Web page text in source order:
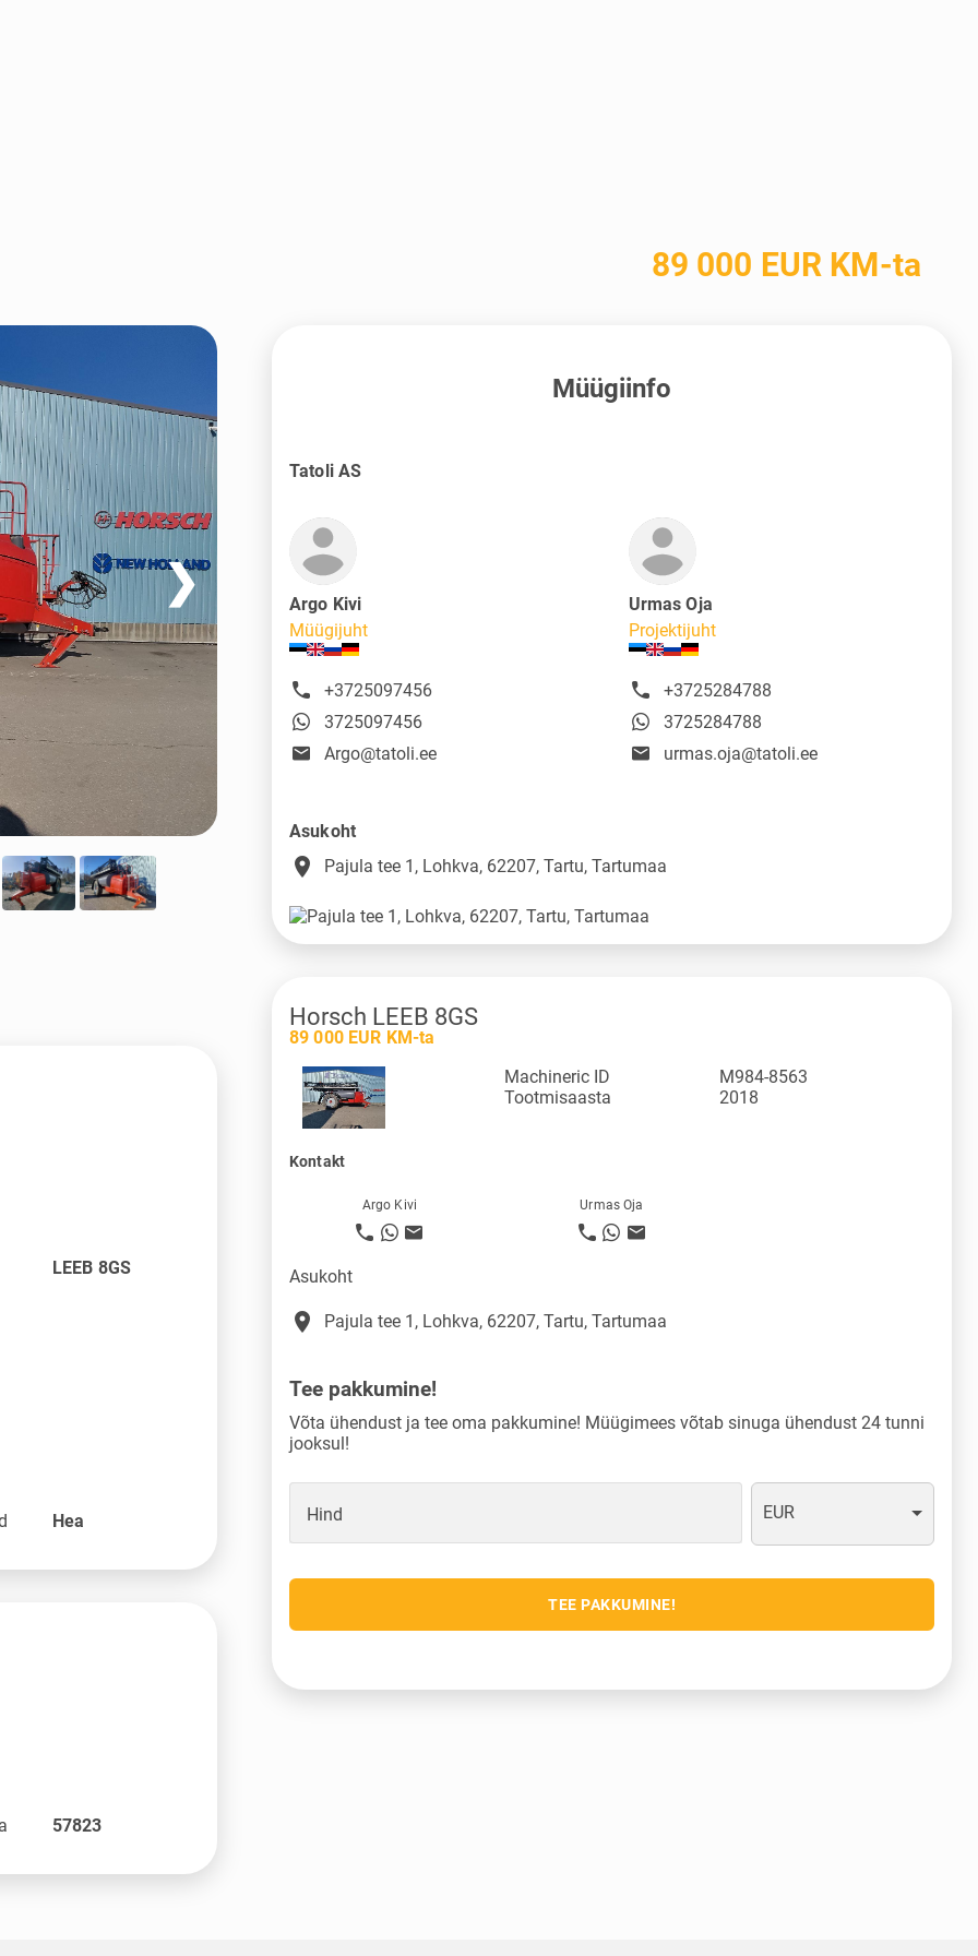
89 000 EUR KM-ta
❯
LEEB 8GS
Hea
57823
Müügiinfo
Tatoli AS
Argo Kivi
Müügijuht
+3725097456
3725097456
Argo@tatoli.ee
Urmas Oja
Projektijuht
+3725284788
3725284788
urmas.oja@tatoli.ee
Asukoht
place Pajula tee 1, Lohkva, 62207, Tartu, Tartumaa
Horsch LEEB 8GS
89 000 EUR KM-ta
Machineric ID
M984-8563
Tootmisaasta
2018
Kontakt
Argo Kivi Urmas Oja
Asukoht
place Pajula tee 1, Lohkva, 62207, Tartu, Tartumaa
Tee pakkumine!
Võta ühendust ja tee oma pakkumine! Müügimees võtab sinuga ühendust 24 tunni
jooksul!
Hind EUR
TEE PAKKUMINE!